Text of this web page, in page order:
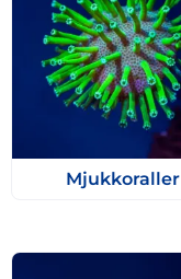
Mjukkoraller